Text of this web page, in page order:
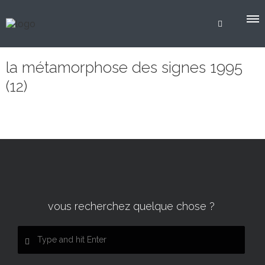
la métamorphose des signes 1995
(12)
vous recherchez quelque chose ?